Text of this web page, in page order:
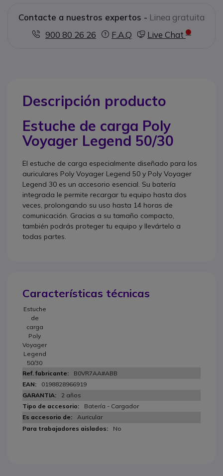
Contacte a nuestros expertos - Linea gratuita
900 80 26 26
F.A.Q Live Chat
Descripción producto
Estuche de carga Poly
Voyager Legend 50/30
El estuche de carga especialmente diseñado para los
auriculares Poly Voyager Legend 50 y Poly Voyager
Legend 30 es un accesorio esencial. Su batería
integrada le permite recargar tu equipo hasta dos
veces, prolongando su uso hasta 14 horas de
comunicación. Gracias a su tamaño compacto,
también podrás proteger tu equipo y llevártelo a
todas partes.
Características técnicas
Estuche
de
carga
Poly
Voyager
Legend
50/30
B0VR7AA#ABB
0198828966919
2 años
Batería - Cargador
Auricular
No